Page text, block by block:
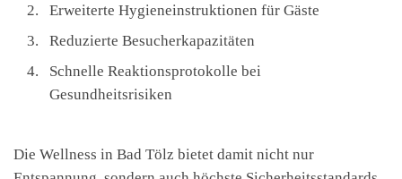
Erweiterte Hygieneinstruktionen für Gäste
Reduzierte Besucherkapazitäten
Schnelle Reaktionsprotokolle bei
Gesundheitsrisiken
Die Wellness in Bad Tölz bietet damit nicht nur